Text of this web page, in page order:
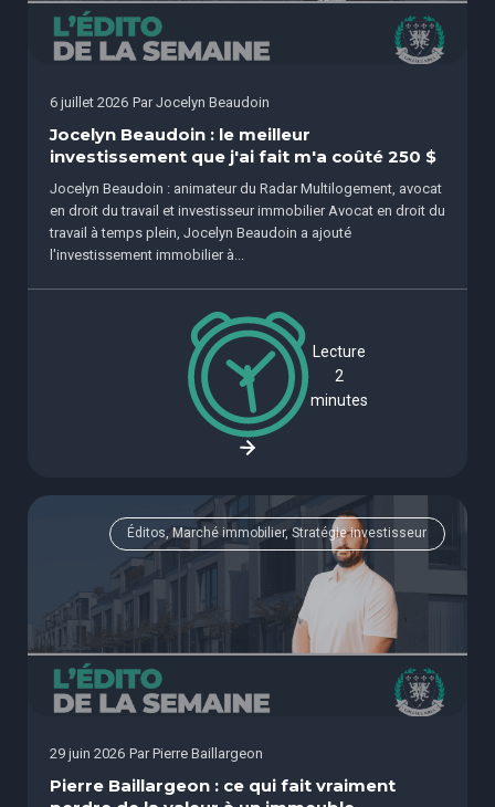
6 juillet 2026 Par Jocelyn Beaudoin
Jocelyn Beaudoin : le meilleur
investissement que j'ai fait m'a coûté 250 $
Jocelyn Beaudoin : animateur du Radar Multilogement, avocat
en droit du travail et investisseur immobilier Avocat en droit du
travail à temps plein, Jocelyn Beaudoin a ajouté
l'investissement immobilier à...
Lecture
2
minutes
Éditos, Marché immobilier, Stratégie investisseur
29 juin 2026 Par Pierre Baillargeon
Pierre Baillargeon : ce qui fait vraiment